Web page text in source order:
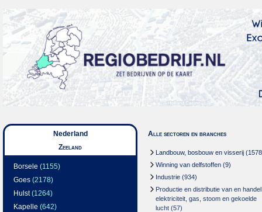
Nederland
Zeeland
Borsele (1155)
Goes (2178)
Hulst(1264)
Kapelle (642)
Alle sectoren en branches
Landbouw, bosbouw en visserij
Winning van delfstoffen (9)
Industrie (934)
Productie en distributie van en
elektriciteit, gas, stoom en gekoelde
lucht (57)